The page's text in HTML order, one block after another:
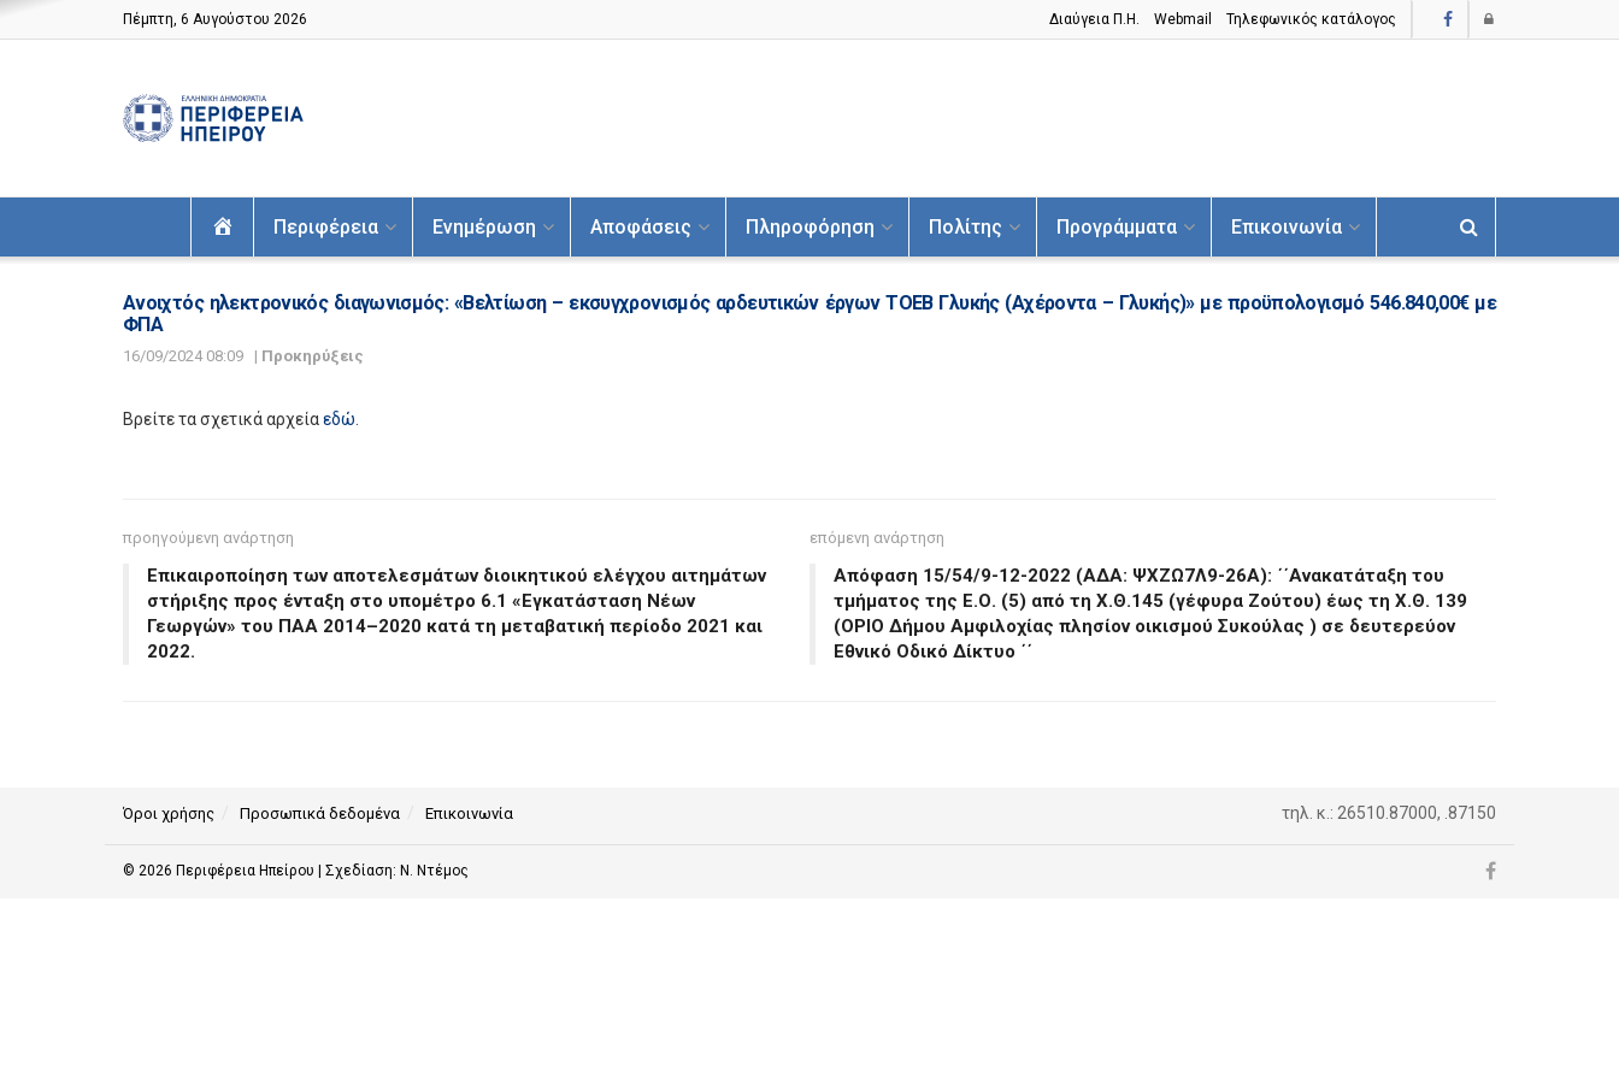
Πέμπτη, 6 Αυγούστου 2026 Διαύγεια Π.H. Webmail Τηλεφωνικός κατάλογος
ΑρχικήΠεριφέρεια Ενημέρωση Αποφάσεις Πληροφόρηση Πολίτης Προγράμματα Επικοινωνία
Ανοιχτός ηλεκτρονικός διαγωνισμός: «Βελτίωση – εκσυγχρονισμός αρδευτικών έργων ΤΟΕΒ Γλυκής (Αχέροντα – Γλυκής)» με προϋπολογισμό 546.840,00€ με
ΦΠΑ
16/09/2024 08:09 | Προκηρύξεις
Βρείτε τα σχετικά αρχείαεδώ.
προηγούμενη ανάρτηση
Επικαιροποίηση των αποτελεσμάτων διοικητικού ελέγχου αιτημάτων
στήριξης προς ένταξη στο υπομέτρο 6.1 «Εγκατάσταση Νέων
Γεωργών» του ΠΑΑ 2014–2020 κατά τη μεταβατική περίοδο 2021 και
2022.
επόμενη ανάρτηση
Απόφαση 15/54/9-12-2022 (ΑΔΑ: ΨΧΖΩ7Λ9-26Α): ΄΄Ανακατάταξη του
τμήματος της Ε.Ο. (5) από τη Χ.Θ.145 (γέφυρα Ζούτου) έως τη Χ.Θ. 139
(ΟΡΙΟ Δήμου Αμφιλοχίας πλησίον οικισμού Συκούλας ) σε δευτερεύον
Εθνικό Οδικό Δίκτυο ΄΄
Όροι χρήσης Προσωπικά δεδομένα Επικοινωνία τηλ. κ.: 26510.87000, .87150
© 2026 Περιφέρεια Ηπείρου | Σχεδίαση: Ν. Ντέμος